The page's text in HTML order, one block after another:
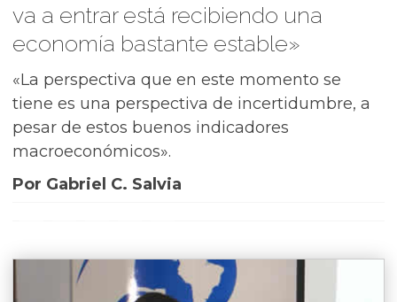
va a entrar está recibiendo una
economía bastante estable»
«La perspectiva que en este momento se
tiene es una perspectiva de incertidumbre, a
pesar de estos buenos indicadores
macroeconómicos».
Por Gabriel C. Salvia